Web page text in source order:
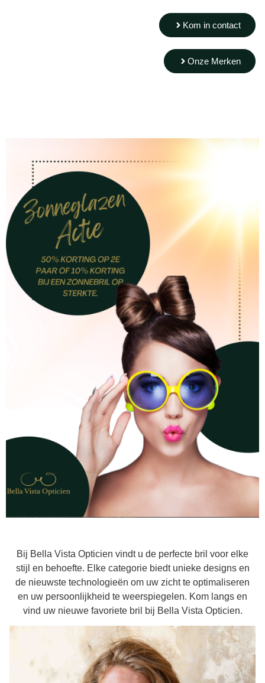
Kom in contact
Onze Merken
Bij Bella Vista Opticien vindt u de perfecte bril voor elke
stijl en behoefte. Elke categorie biedt unieke designs en
de nieuwste technologieën om uw zicht te optimaliseren
en uw persoonlijkheid te weerspiegelen. Kom langs en
vind uw nieuwe favoriete bril bij Bella Vista Opticien.